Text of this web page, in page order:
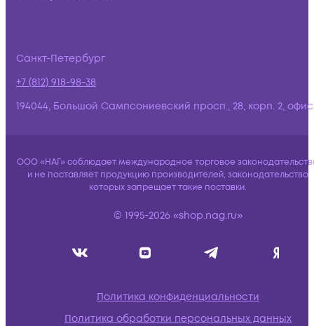
Санкт-Петербург
+7 (812) 918-98-38
194044, Большой Сампсониевский просп., 28, корп. 2,
ООО «НАГ» соблюдает международное торговое
и не поставляет продукцию производителей, законодательство
которых запрещает такие поставки.
© 1995-2026 «shop.nag.ru»
Политика конфиденциальности
Политика обработки персональных данных